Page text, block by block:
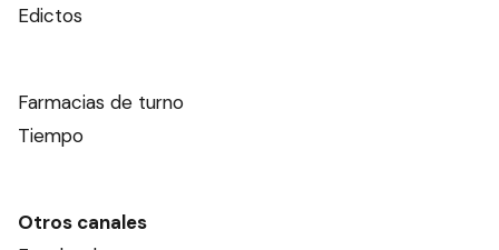
Edictos
Farmacias de turno
Tiempo
Otros canales